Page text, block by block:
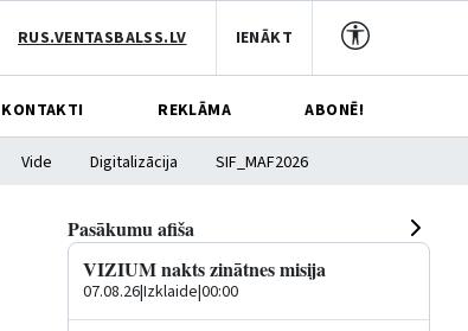
RUS.VENTASBALSS.LV IENĀKT
KONTAKTI REKLĀMA ABONĒ!
Vide Digitalizācija SIF_MAF2026
Pasākumu afiša
VIZIUM nakts zinātnes misija
07.08.26|Izklaide|00:00